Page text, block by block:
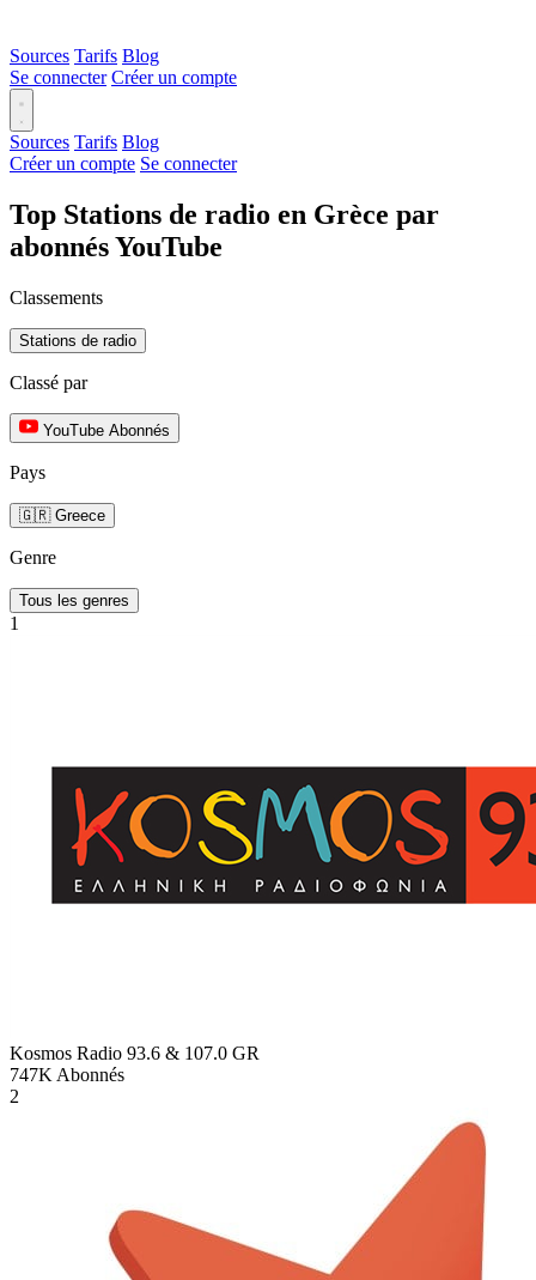
Sources Tarifs Blog
Se connecter Créer un compte
Sources Tarifs Blog
Créer un compte Se connecter
Top Stations de radio en Grèce par
abonnés YouTube
Classements
Stations de radio
Classé par
YouTube Abonnés
Pays
🇬🇷 Greece
Genre
Tous les genres
1
Kosmos Radio 93.6 & 107.0 GR
747K Abonnés
2